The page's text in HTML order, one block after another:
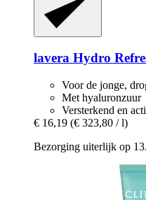
lavera Hydro
Voor de jonge,
Met hyaluronzuur
Versterkend en
€ 16,19 (€ 323,80 / l)
Bezorging uiterlijk op